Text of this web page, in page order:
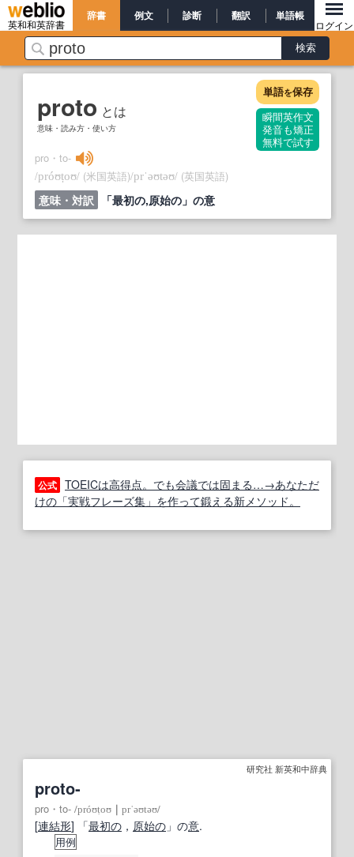
英和和英辞書
辞書 例文 診断 翻訳 単語帳
ログイン
proto とは
意味・読み方・使い方
単語を保存
瞬間英作文
発音も矯正
無料で試す
pro・to‐
/próʊṭoʊ/ (米国英語)/prˈəʊtəʊ/ (英国英語)
意味・対訳 「最初の,原始の」の意
公式 TOEICは高得点。でも会議では固まる…→あなただ
けの「実戦フレーズ集」を作って鍛える新メソッド。
研究社 新英和中辞典
proto‐
pro・to‐ /próʊṭoʊ prˈəʊtəʊ/
[連結形] 「最初の ， 原始の 」の意.
用例